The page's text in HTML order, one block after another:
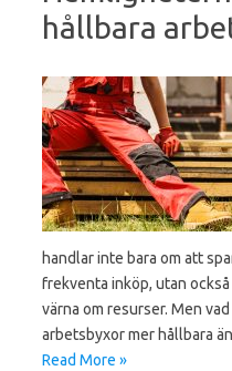
hållbara
handlar inte bara om att
frekventa inköp, utan
värna om resurser. Men
arbetsbyxor mer hållbara
Read More »